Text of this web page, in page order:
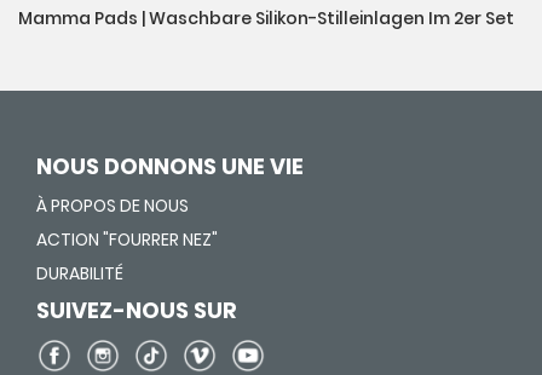
Mamma Pads | Waschbare Silikon-Stilleinlagen Im 2er Set
NOUS DONNONS UNE VIE
À PROPOS DE NOUS
ACTION "FOURRER NEZ"
DURABILITÉ
SUIVEZ-NOUS SUR